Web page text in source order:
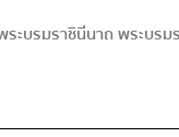
บรมราชินีนาถ พระบร